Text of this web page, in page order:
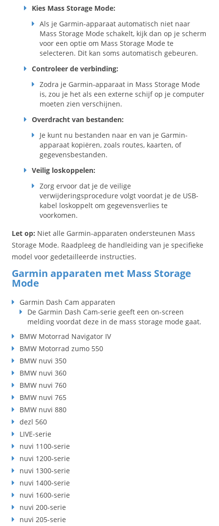
Kies Mass Storage Mode:
Als je Garmin-apparaat automatisch niet naar
Mass Storage Mode schakelt, kijk dan op je scherm
voor een optie om Mass Storage Mode te
selecteren. Dit kan soms automatisch gebeuren.
Controleer de verbinding:
Zodra je Garmin-apparaat in Mass Storage Mode
is, zou je het als een externe schijf op je computer
moeten zien verschijnen.
Overdracht van bestanden:
Je kunt nu bestanden naar en van je Garmin-
apparaat kopiëren, zoals routes, kaarten, of
gegevensbestanden.
Veilig loskoppelen:
Zorg ervoor dat je de veilige
verwijderingsprocedure volgt voordat je de USB-
kabel loskoppelt om gegevensverlies te
voorkomen.
Let op: Niet alle Garmin-apparaten ondersteunen Mass
Storage Mode. Raadpleeg de handleiding van je specifieke
model voor gedetailleerde instructies.
Garmin apparaten met Mass Storage
Mode
Garmin Dash Cam apparaten
De Garmin Dash Cam-serie geeft een on-screen
melding voordat deze in de mass storage mode gaat.
BMW Motorrad Navigator IV
BMW Motorrad zumo 550
BMW nuvi 350
BMW nuvi 360
BMW nuvi 760
BMW nuvi 765
BMW nuvi 880
dezl 560
LIVE-serie
nuvi 1100-serie
nuvi 1200-serie
nuvi 1300-serie
nuvi 1400-serie
nuvi 1600-serie
nuvi 200-serie
nuvi 205-serie